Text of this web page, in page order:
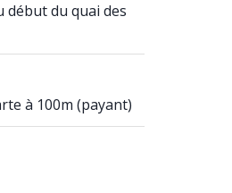
début du quai des
à 100m (payant)